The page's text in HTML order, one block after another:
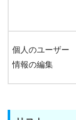
個人のユーザー
情報の編集